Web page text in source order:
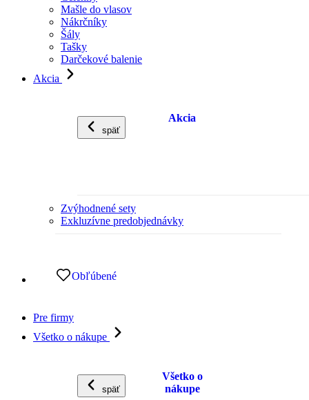
Mašle do vlasov
Nákrčníky
Šály
Tašky
Darčekové balenie
Akcia
späť
Akcia
Zvýhodnené sety
Exkluzívne predobjednávky
Obľúbené
Pre firmy
Všetko o nákupe
späť
Všetko o
nákupe